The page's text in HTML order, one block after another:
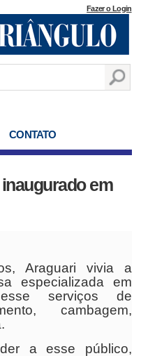
Fazer o Login
CONTATO
em
Araguari vivia a
especializada em
serviços de
cambagem,
a esse público,